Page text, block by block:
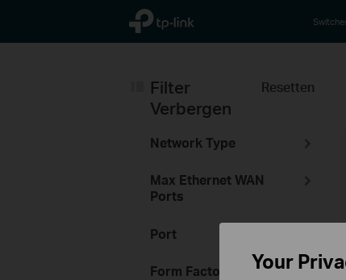
TP-Link, Reliably Smart
Resetten
Filter
Verbergen
Network Type
Max Ethernet WAN
Ports
Port
Form Factor Your